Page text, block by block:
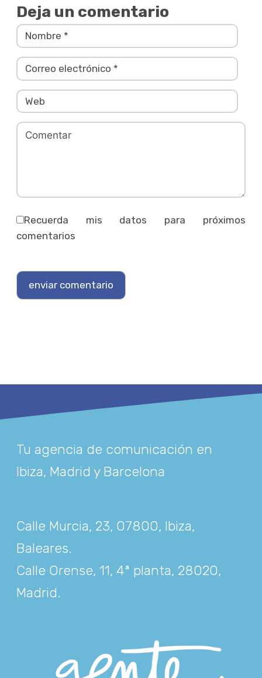
Deja un comentario
Recuerda mis datos para próximos
comentarios
Tu agencia de comunicación en
Ibiza, Madrid y Barcelona
Calle Murcia, 23, 07800, Ibiza,
Baleares.
Calle Orense, 11, 4ª planta, 28020,
Madrid.